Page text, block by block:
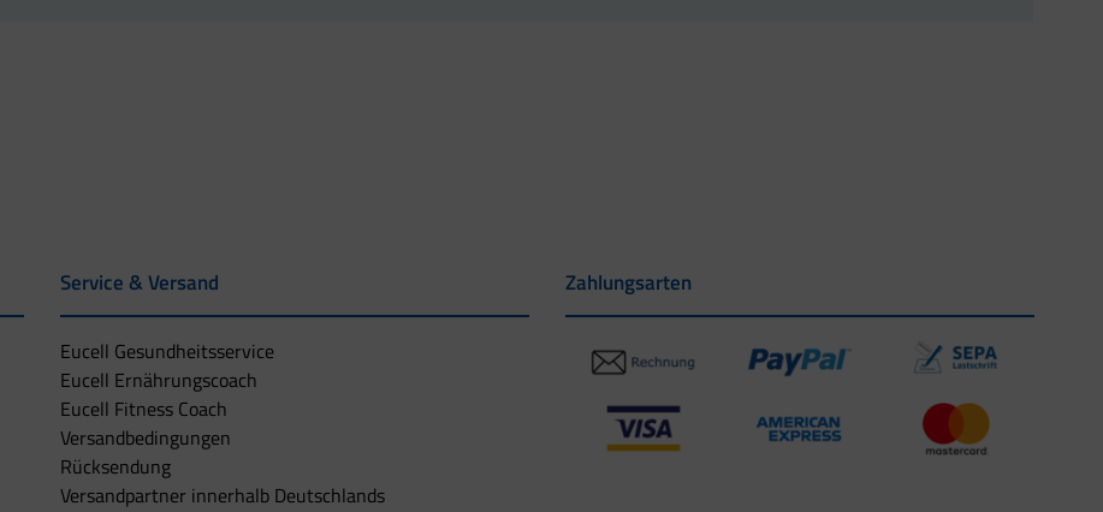
Service & Versand
Eucell Gesundheitsservice
Eucell Ernährungscoach
Eucell Fitness Coach
Versandbedingungen
Rücksendung
Versandpartner innerhalb Deutschlands
Zahlungsarten